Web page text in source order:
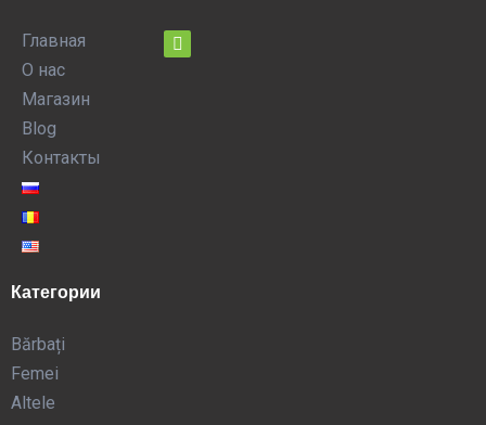
Главная
О нас
Магазин
Blog
Контакты
Категории
Bărbați
Femei
Altele